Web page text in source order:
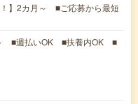
！】2カ月～ ■ご応募から最短
■週払いOK ■扶養内OK ■